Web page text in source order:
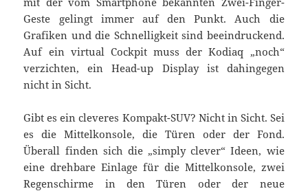
Geste gelingt immer auf den Punkt. Auch die
Grafiken und die Schnelligkeit sind beeindruckend.
Auf ein virtual Cockpit muss der Kodiaq „noch“
verzichten, ein Head-up Display ist dahingegen
nicht in Sicht.
Gibt es ein cleveres Kompakt-SUV? Nicht in Sicht. Sei
es die Mittelkonsole, die Türen oder der Fond.
Überall finden sich die „simply clever“ Ideen, wie
eine drehbare Einlage für die Mittelkonsole, zwei
Regenschirme in den Türen oder der neue